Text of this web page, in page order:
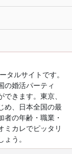
タルサイトです。
の婚活パーティ
きます。東京、
め、日本全国の最
者の年齢・職業・
ミカレでピッタリ
う。